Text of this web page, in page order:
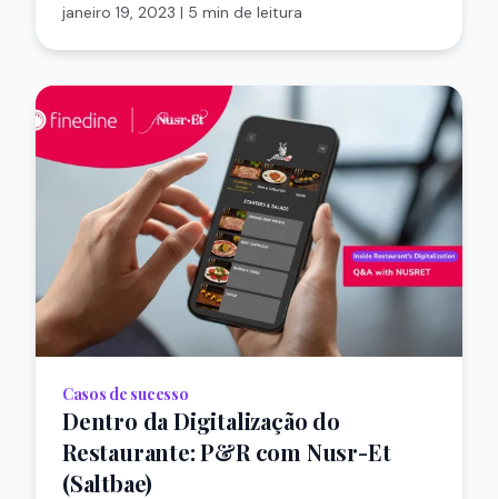
janeiro 19, 2023 | 5 min de leitura
Casos de sucesso
Dentro da Digitalização do
Restaurante: P&R com Nusr-Et
(Saltbae)